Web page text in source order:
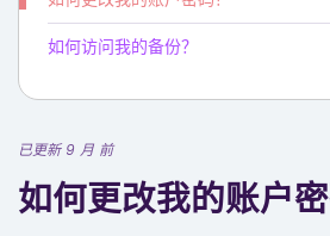
如何访问我的备份？
已更新 9 月 前
如何更改我的账户密